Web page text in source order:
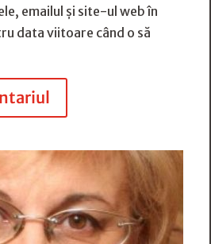
emailul și site-ul web în
data viitoare când o să